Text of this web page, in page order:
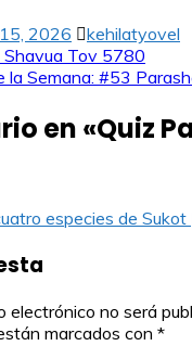
2026 kehilatyovel
Shavua Tov 5780
la Semana: #53
en «Quiz
especies de Sukot
electrónico no será
marcados con *